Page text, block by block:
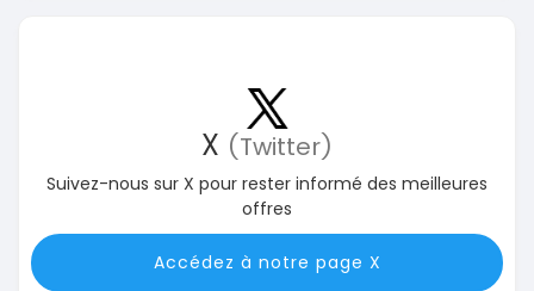
X (Twitter)
Suivez-nous sur X pour rester informé des meilleures
offres
Accédez à notre page X